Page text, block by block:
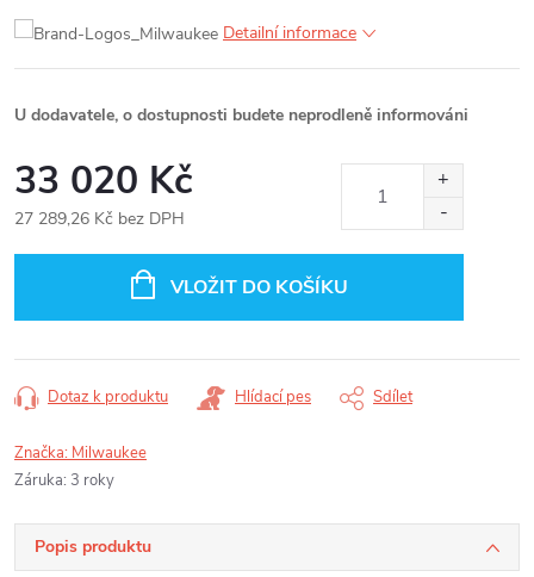
Detailní informace
U dodavatele, o dostupnosti budete neprodleně informováni
33 020 Kč
27 289,26 Kč bez DPH
VLOŽIT DO KOŠÍKU
Dotaz k produktu Hlídací pes Sdílet
Značka: Milwaukee
Záruka: 3 roky
Popis produktu